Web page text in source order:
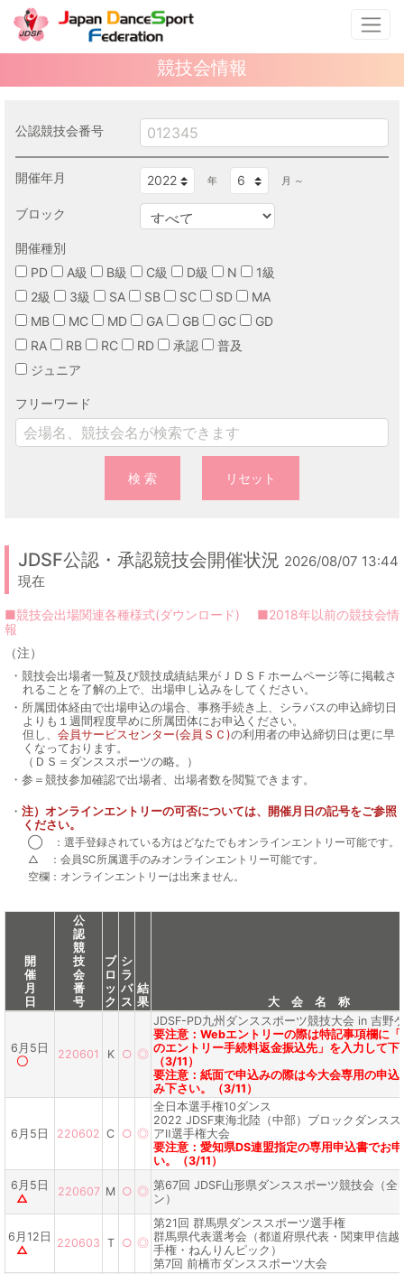
競技会情報
公認競技会番号
開催年月 年 月 ～
ブロック
開催種別
PD
A級 B級 C級 D級 N
1級
2級
3級 SA SB SC SD
MA
MB
MC MD GA GB GC
GD
RA
RB RC RD 承認
普及
ジュニア
フリーワード
検 索 リセット
JDSF公認・承認競技会開催状況 2026/08/07 13:44
現在
■競技会出場関連各種様式(ダウンロード)
■2018年以前の競技会情
報
（注）
競技会出場者一覧及び競技成績結果がＪＤＳＦホームページ等に掲載さ
れることを了解の上で、出場申し込みをしてください。
所属団体経由で出場申込の場合、事務手続き上、シラバスの申込締切日
よりも１週間程度早めに所属団体にお申込ください。
但し、 会員サービスセンター(会員ＳＣ)の利用者の申込締切日は更に早
くなっております。
（ＤＳ＝ダンススポーツの略。）
参＝競技参加確認で出場者、出場者数を閲覧できます。
注）オンラインエントリーの可否については、開催月日の記号をご参照
ください。
◯ ：選手登録されている方はどなたでもオンラインエントリー可能です。
△ ：会員SC所属選手のみオンラインエントリー可能です。
空欄：オンラインエントリーは出来ません。
開
催
月
日
公
認
競
技
会
番
号
ブ
ロ
ッ
ク
シ
ラ
バ
ス
結
果
大 会 名 称
6月5日
〇
220601 K ○ ◎
JDSF-PD九州ダンススポーツ競技大会 in 吉野
要注意：Webエントリーの際は特記事項欄に
のエントリー手続料返金振込先」を入力して下
（3/11）
要注意：紙面で申込みの際は今大会専用の申込
み下さい。（3/11）
6月5日 220602 C ○ ◎
全日本選手権10ダンス
2022 JDSF東海北陸（中部）ブロックダンス
アⅡ選手権大会
要注意：愛知県DS連盟指定の専用申込書でお
い。（3/11）
6月5日
△
220607 M ○ ◎ 第67回 JDSF山形県ダンススポーツ競技会（全
ン）
6月12日
△
220603 T ○ ◎
第21回 群馬県ダンススポーツ選手権
群馬県代表選考会（都道府県代表・関東甲信越
手権・ねんりんピック）
第7回 前橋市ダンススポーツ大会